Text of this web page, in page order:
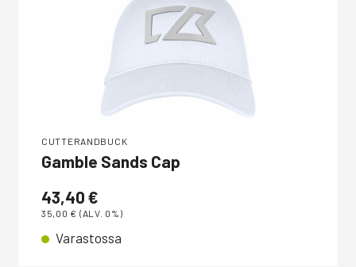
CUTTERANDBUCK
Gamble Sands Cap
43,40 €
35,00 € (ALV. 0%)
Varastossa